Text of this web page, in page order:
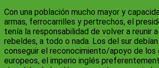
Con una población mucho mayor y
armas, ferrocarrilles y pertrechos, el
tenía la responsabilidad de volver a reunir
rebeldes, a todo o nada. Los del sur
conseguir el reconocimiento/apoyo de los
europeos, el imperio inglés